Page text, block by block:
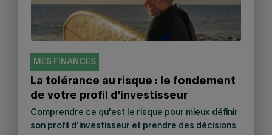
MES FINANCES
La tolérance au risque : le fondement
de votre profil d'investisseur
Comprendre ce qu'est le risque pour mieux définir
son profil d'investisseur et prendre des décisions